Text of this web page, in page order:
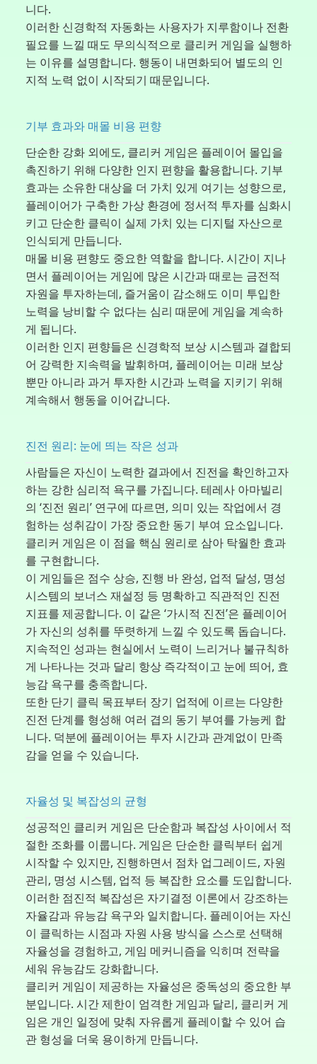
니다.
이러한 신경학적 자동화는 사용자가 지루함이나 전환
필요를 느낄 때도 무의식적으로 클리커 게임을 실행하
는 이유를 설명합니다. 행동이 내면화되어 별도의 인
지적 노력 없이 시작되기 때문입니다.
기부 효과와 매몰 비용 편향
단순한 강화 외에도, 클리커 게임은 플레이어 몰입을
촉진하기 위해 다양한 인지 편향을 활용합니다. 기부
효과는 소유한 대상을 더 가치 있게 여기는 성향으로,
플레이어가 구축한 가상 환경에 정서적 투자를 심화시
키고 단순한 클릭이 실제 가치 있는 디지털 자산으로
인식되게 만듭니다.
매몰 비용 편향도 중요한 역할을 합니다. 시간이 지나
면서 플레이어는 게임에 많은 시간과 때로는 금전적
자원을 투자하는데, 즐거움이 감소해도 이미 투입한
노력을 낭비할 수 없다는 심리 때문에 게임을 계속하
게 됩니다.
이러한 인지 편향들은 신경학적 보상 시스템과 결합되
어 강력한 지속력을 발휘하며, 플레이어는 미래 보상
뿐만 아니라 과거 투자한 시간과 노력을 지키기 위해
계속해서 행동을 이어갑니다.
진전 원리: 눈에 띄는 작은 성과
사람들은 자신이 노력한 결과에서 진전을 확인하고자
하는 강한 심리적 욕구를 가집니다. 테레사 아마빌리
의 ‘진전 원리’ 연구에 따르면, 의미 있는 작업에서 경
험하는 성취감이 가장 중요한 동기 부여 요소입니다.
클리커 게임은 이 점을 핵심 원리로 삼아 탁월한 효과
를 구현합니다.
이 게임들은 점수 상승, 진행 바 완성, 업적 달성, 명성
시스템의 보너스 재설정 등 명확하고 직관적인 진전
지표를 제공합니다. 이 같은 ‘가시적 진전’은 플레이어
가 자신의 성취를 뚜렷하게 느낄 수 있도록 돕습니다.
지속적인 성과는 현실에서 노력이 느리거나 불규칙하
게 나타나는 것과 달리 항상 즉각적이고 눈에 띄어, 효
능감 욕구를 충족합니다.
또한 단기 클릭 목표부터 장기 업적에 이르는 다양한
진전 단계를 형성해 여러 겹의 동기 부여를 가능케 합
니다. 덕분에 플레이어는 투자 시간과 관계없이 만족
감을 얻을 수 있습니다.
자율성 및 복잡성의 균형
성공적인 클리커 게임은 단순함과 복잡성 사이에서 적
절한 조화를 이룹니다. 게임은 단순한 클릭부터 쉽게
시작할 수 있지만, 진행하면서 점차 업그레이드, 자원
관리, 명성 시스템, 업적 등 복잡한 요소를 도입합니다.
이러한 점진적 복잡성은 자기결정 이론에서 강조하는
자율감과 유능감 욕구와 일치합니다. 플레이어는 자신
이 클릭하는 시점과 자원 사용 방식을 스스로 선택해
자율성을 경험하고, 게임 메커니즘을 익히며 전략을
세워 유능감도 강화합니다.
클리커 게임이 제공하는 자율성은 중독성의 중요한 부
분입니다. 시간 제한이 엄격한 게임과 달리, 클리커 게
임은 개인 일정에 맞춰 자유롭게 플레이할 수 있어 습
관 형성을 더욱 용이하게 만듭니다.